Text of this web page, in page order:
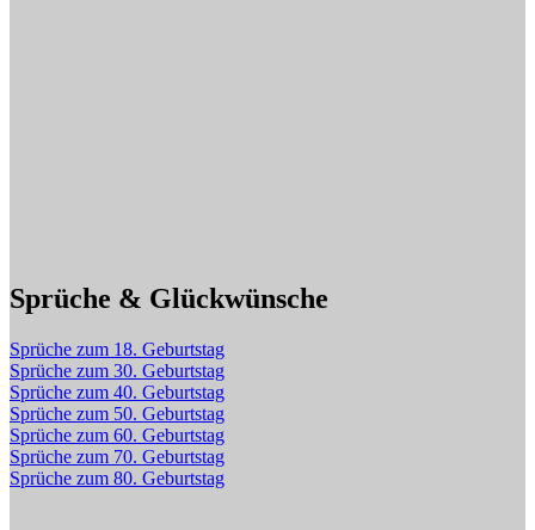
Sprüche & Glückwünsche
Sprüche zum 18. Geburtstag
Sprüche zum 30. Geburtstag
Sprüche zum 40. Geburtstag
Sprüche zum 50. Geburtstag
Sprüche zum 60. Geburtstag
Sprüche zum 70. Geburtstag
Sprüche zum 80. Geburtstag